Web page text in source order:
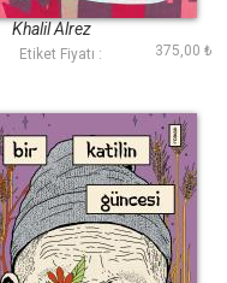
Zürafası
Khalil Alrez
Etiket Fiyatı : 375,00 ₺